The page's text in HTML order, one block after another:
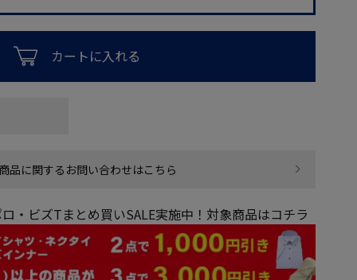
カートに入れる
品に関するお問い合わせはこちら
・ビズTまとめ買いSALE実施中！対象商品はコチラ